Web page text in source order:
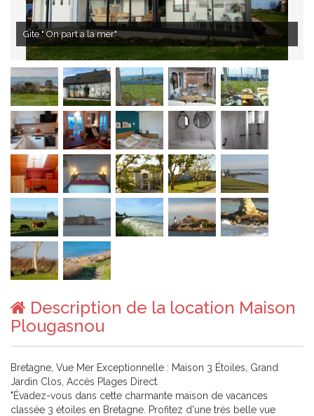
Superbe Vue sur mer de la véranda
Description de la location Maison
Plougasnou
Bretagne, Vue Mer Exceptionnelle : Maison 3 Étoiles, Grand
Jardin Clos, Accès Plages Direct.
"Évadez-vous dans cette charmante maison de vacances
classée 3 étoiles en Bretagne. Profitez d'une très belle vue